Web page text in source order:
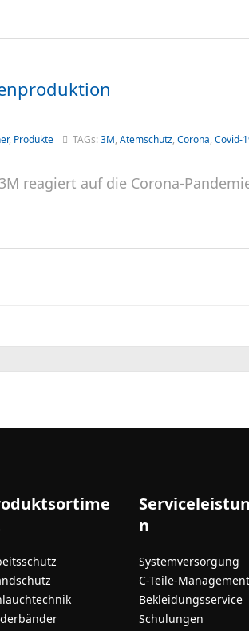
, Produkte TAGs:3M, Atemschutz, Corona, Covid-
reagiert auf die Corona-
n
Systemversorgung
C-Teile-Management
Bekleidungsservice
Schulungen